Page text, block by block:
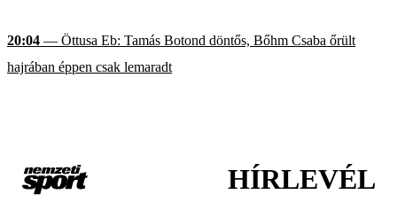
20:04 — Öttusa Eb: Tamás Botond döntős, Bőhm Csaba őrült
hajrában éppen csak lemaradt
HÍRLEVÉL